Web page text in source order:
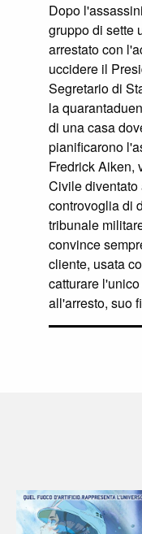
Dopo
gruppo di sette
arrestato con
uccidere il
Segretario di
la
di una casa
pianificarono
Fredrick Aiken,
Civile
controvoglia di
tribunale
convince
cliente, usata
catturare
all'arresto, suo